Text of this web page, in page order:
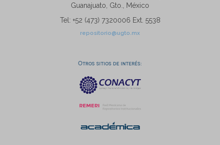
Guanajuato, Gto., México
Tel: +52 (473) 7320006 Ext. 5538
repositorio@ugto.mx
Otros sitios de interés: